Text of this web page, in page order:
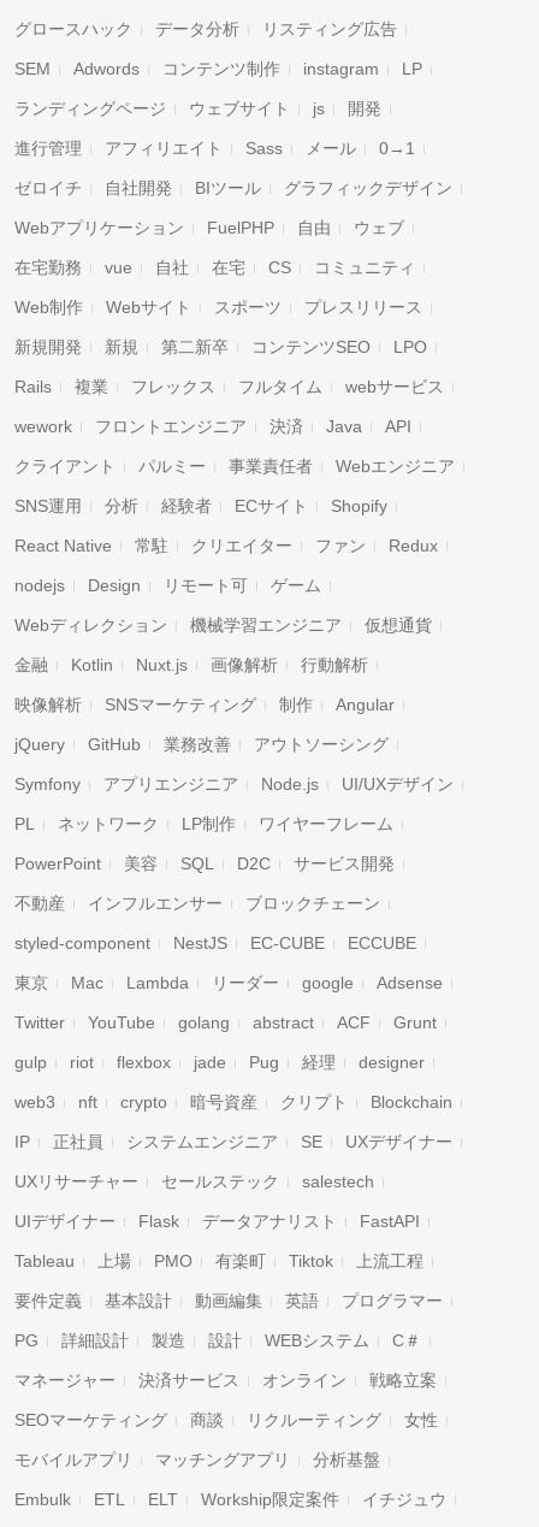
グロースハック データ分析 リスティング広告
SEM Adwords コンテンツ制作 instagram LP
ランディングページ ウェブサイト js 開発
進行管理 アフィリエイト Sass メール 0→1
ゼロイチ 自社開発 BIツール グラフィックデザイン
Webアプリケーション FuelPHP 自由 ウェブ
在宅勤務 vue 自社 在宅 CS コミュニティ
Web制作 Webサイト スポーツ プレスリリース
新規開発 新規 第二新卒 コンテンツSEO LPO
Rails 複業 フレックス フルタイム webサービス
wework フロントエンジニア 決済 Java API
クライアント パルミー 事業責任者 Webエンジニア
SNS運用 分析 経験者 ECサイト Shopify
React Native 常駐 クリエイター ファン Redux
nodejs Design リモート可 ゲーム
Webディレクション 機械学習エンジニア 仮想通貨
金融 Kotlin Nuxt.js 画像解析 行動解析
映像解析 SNSマーケティング 制作 Angular
jQuery GitHub 業務改善 アウトソーシング
Symfony アプリエンジニア Node.js UI/UXデザイン
PL ネットワーク LP制作 ワイヤーフレーム
PowerPoint 美容 SQL D2C サービス開発
不動産 インフルエンサー ブロックチェーン
styled-component NestJS EC-CUBE ECCUBE
東京 Mac Lambda リーダー google Adsense
Twitter YouTube golang abstract ACF Grunt
gulp riot flexbox jade Pug 経理 designer
web3 nft crypto 暗号資産 クリプト Blockchain
IP 正社員 システムエンジニア SE UXデザイナー
UXリサーチャー セールステック salestech
UIデザイナー Flask データアナリスト FastAPI
Tableau 上場 PMO 有楽町 Tiktok 上流工程
要件定義 基本設計 動画編集 英語 プログラマー
PG 詳細設計 製造 設計 WEBシステム C＃
マネージャー 決済サービス オンライン 戦略立案
SEOマーケティング 商談 リクルーティング 女性
モバイルアプリ マッチングアプリ 分析基盤
Embulk ETL ELT Workship限定案件 イチジュウ